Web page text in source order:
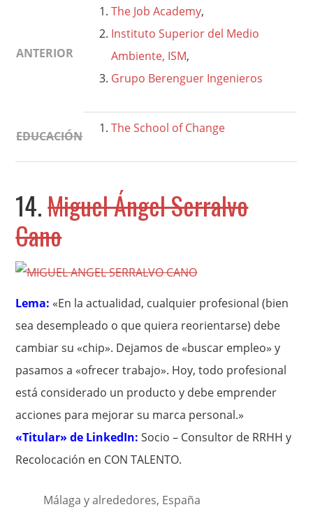
ANTERIOR
The Job Academy,
Instituto Superior del Medio
Ambiente, ISM,
Grupo Berenguer Ingenieros
EDUCACIÓN
The School of Change
14.Miguel Ángel Serralvo
Cano
Lema: «En la actualidad, cualquier profesional (bien
sea desempleado o que quiera reorientarse) debe
cambiar su «chip». Dejamos de «buscar empleo» y
pasamos a «ofrecer trabajo». Hoy, todo profesional
está considerado un producto y debe emprender
acciones para mejorar su marca personal.»
«Titular» de LinkedIn:Socio – Consultor de RRHH y
Recolocación en CON TALENTO.
Málaga y alrededores, España